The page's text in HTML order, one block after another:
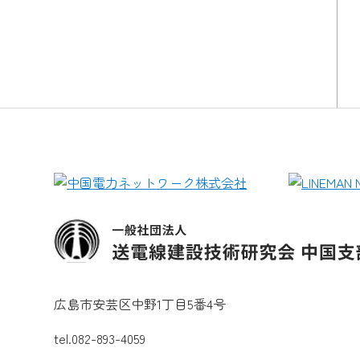
広島市安芸区中野1丁目5番4号
tel.082-893-4059